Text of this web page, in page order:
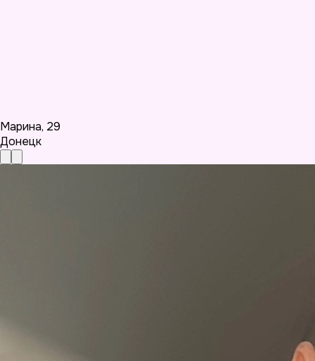
Марина, 29
Донецк